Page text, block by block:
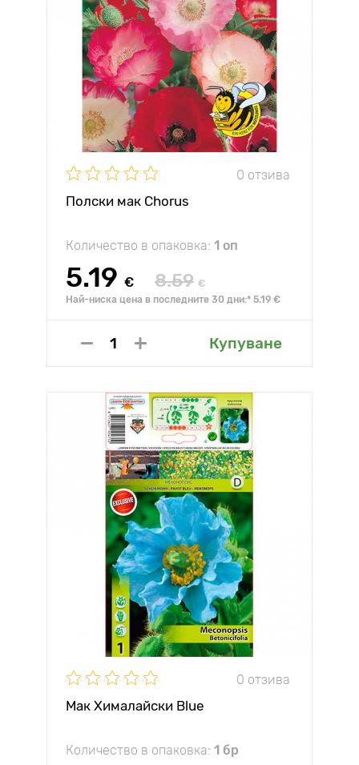
0 отзива
Полски мак Chorus
Количество в опаковка: 1 оп
5.19 € 8.59 €
Най-ниска цена в последните 30 дни:* 5.19 €
Купуване
0 отзива
Мак Хималайски Blue
Количество в опаковка: 1 бр